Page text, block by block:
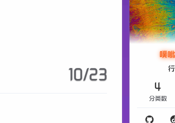
10/23
噗
4
分类数